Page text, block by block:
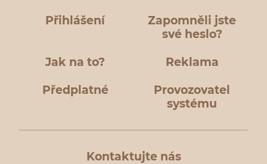
Přihlášení
Zapomněli jste
své heslo?
Jak na to? Reklama
Předplatné
Provozovatel
systému
Kontaktujte nás